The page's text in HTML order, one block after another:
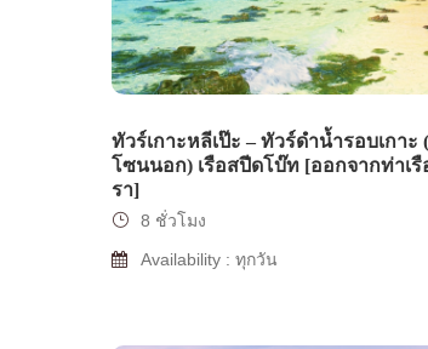
ทัวร์เกาะหลีเป๊ะ – ทัวร์ดำน้ำรอบเกาะ
โซนนอก) เรือสปีดโบ๊ท [ออกจากท่าเรื
รา]
8 ชั่วโมง
Availability : ทุกวัน